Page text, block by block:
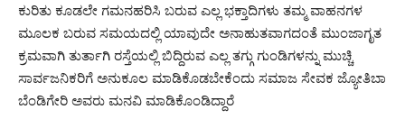
ಕುರಿತು ಕೂಡಲೇ ಗಮನಹರಿಸಿ ಬರುವ ಎಲ್ಲ ಭಕ್ತಾದಿಗಳು ತಮ್ಮ ವಾಹನಗಳ
ಮೂಲಕ ಬರುವ ಸಮಯದಲ್ಲಿ ಯಾವುದೇ ಅನಾಹುತವಾಗದಂತೆ ಮುಂಜಾಗೃತ
ಕ್ರಮವಾಗಿ ತುರ್ತಾಗಿ ರಸ್ತೆಯಲ್ಲಿ ಬಿದ್ದಿರುವ ಎಲ್ಲ ತಗ್ಗು ಗುಂಡಿಗಳನ್ನು ಮುಚ್ಚಿ
ಸಾರ್ವಜನಿಕರಿಗೆ ಅನುಕೂಲ ಮಾಡಿಕೊಡಬೇಕೆಂದು ಸಮಾಜ ಸೇವಕ ಜ್ಯೋತಿಬಾ
ಬೆಂಡಿಗೇರಿ ಅವರು ಮನವಿ ಮಾಡಿಕೊಂಡಿದ್ದಾರೆ